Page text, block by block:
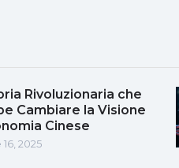
Rivoluzionaria che
Cambiare la Visione
Cinese
2025